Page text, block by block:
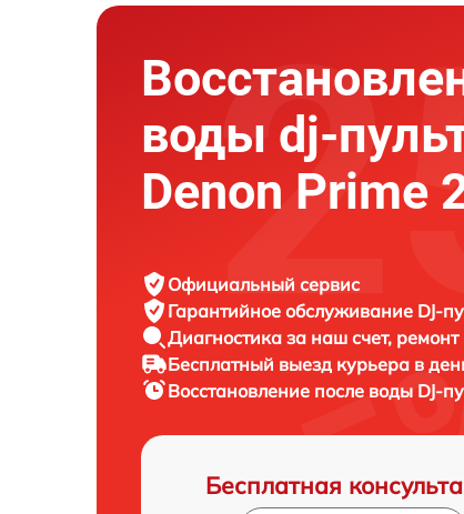
воды dj-
Denon Prime
Официальный сервис
Гарантийное обслуживание DJ-
Диагностика за наш счет,
Бесплатный выезд курьера в
Восстановление после воды DJ-
Бесплатная